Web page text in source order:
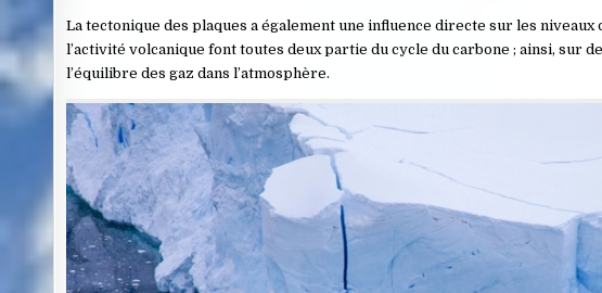
La tectonique des plaques a également une influence directe sur les
l’activité volcanique font toutes deux partie du cycle du carbone ; ainsi, sur
l’équilibre des gaz dans l’atmosphère.